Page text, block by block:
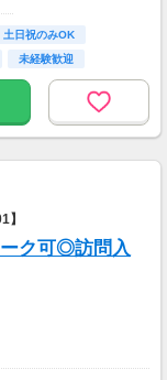
土日祝のみOK
未経験歓迎
ク可◎訪問入